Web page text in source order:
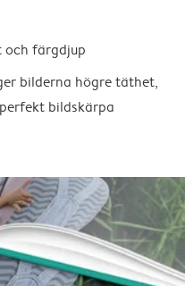
och färgdjup
bilderna högre täthet,
bildskärpa